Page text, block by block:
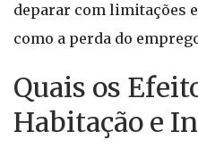
deparar com limitações
como a perda do
Quais os
Habitação e